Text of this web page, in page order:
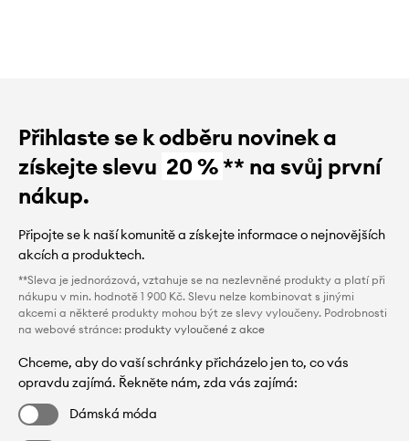
Přihlaste se k odběru novinek a
získejte slevu 20 %** na svůj první
nákup.
Připojte se k naší komunitě a získejte informace o nejnovějších
akcích a produktech.
**Sleva je jednorázová, vztahuje se na nezlevněné produkty a platí při
nákupu v min. hodnotě 1 900 Kč. Slevu nelze kombinovat s jinými
akcemi a některé produkty mohou být ze slevy vyloučeny. Podrobnosti
na webové stránce: produkty vyloučené z akce
Chceme, aby do vaší schránky přicházelo jen to, co vás
opravdu zajímá. Řekněte nám, zda vás zajímá:
Dámská móda